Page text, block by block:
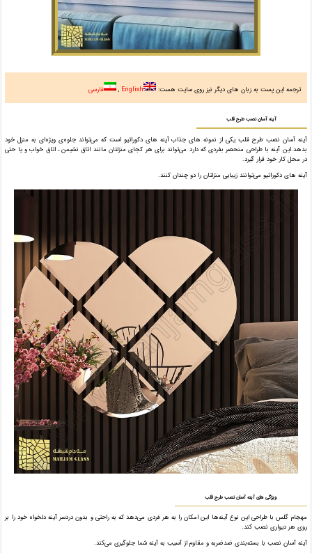
ترجمه این پست به زبان های دیگر نیز روی سایت هست: English فارسی
آینه آسان نصب طرح قلب
آینه آسان نصب طرح قلب یکی از نمونه های جذاب آینه های دکوراتیو است که می‌تواند جلوه‌ی ویژه‌ای به منزل خود
بدهد.این آینه با طراحی منحصر بفردی که دارد می‌تواند برای هر کجای منزلتان مانند اتاق نشیمن ، اتاق خواب و یا حتی
در محل کار خود قرار گیرد.
آینه های دکوراتیو می‌توانند زیبایی منزلتان را دو چندان کنند.
ویژگی های آینه آسان نصب طرح قلب
مهجام گلس با طراحی این نوع آینه‌ها این امکان را به هر فردی می‌دهد که به راحتی و بدون دردسر آینه دلخواه خود را بر
روی هر دیواری نصب کند.
آینه آسان نصب با بسته‌بندی ضدضربه و مقاوم از آسیب به آینه شما جلوگیری می‌کند.